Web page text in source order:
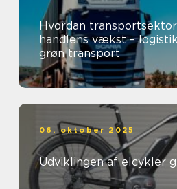
Hvordan
handlens vækst –
grøn transport
06. oktober 2025
Udviklingen af elcykler